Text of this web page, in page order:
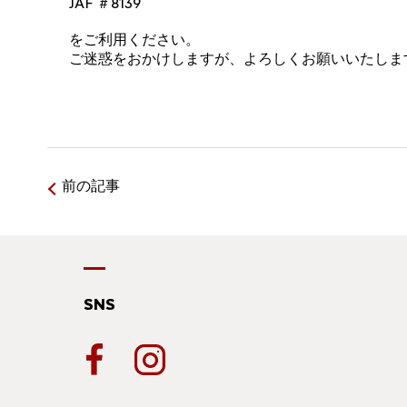
JAF ＃8139
をご利用ください。
ご迷惑をおかけしますが、よろしくお願いいたしま
前の記事
SNS